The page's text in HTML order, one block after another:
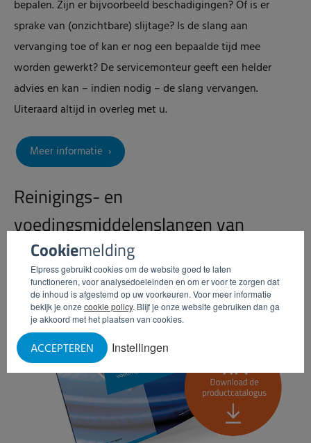
Cookiemelding
Elpress gebruikt cookies om de website goed te laten
functioneren, voor analysedoeleinden en om er voor te zorgen dat
de inhoud is afgestemd op uw voorkeuren. Voor meer informatie
bekijk je onze cookie policy. Blijf je onze website gebruiken dan ga
je akkoord met het plaatsen van cookies.
Instellingen
ACCEPTEREN
bepalen. Zijn er bijvoorbeeld beschadigingen? Of is er
sprake van (onzichtbare) slijtage? Is de slang aan
vervanging toe of kan er nog een bepaalde tijd mee
worden gewerkt? De servicemonteur geeft een helder
advies en kan – indien nodig – de slang vervangen.
Uiteraard altijd in overleg met u.
Meer informatie
Reinigings- en
voedingsmiddelenslangen van
Elpress